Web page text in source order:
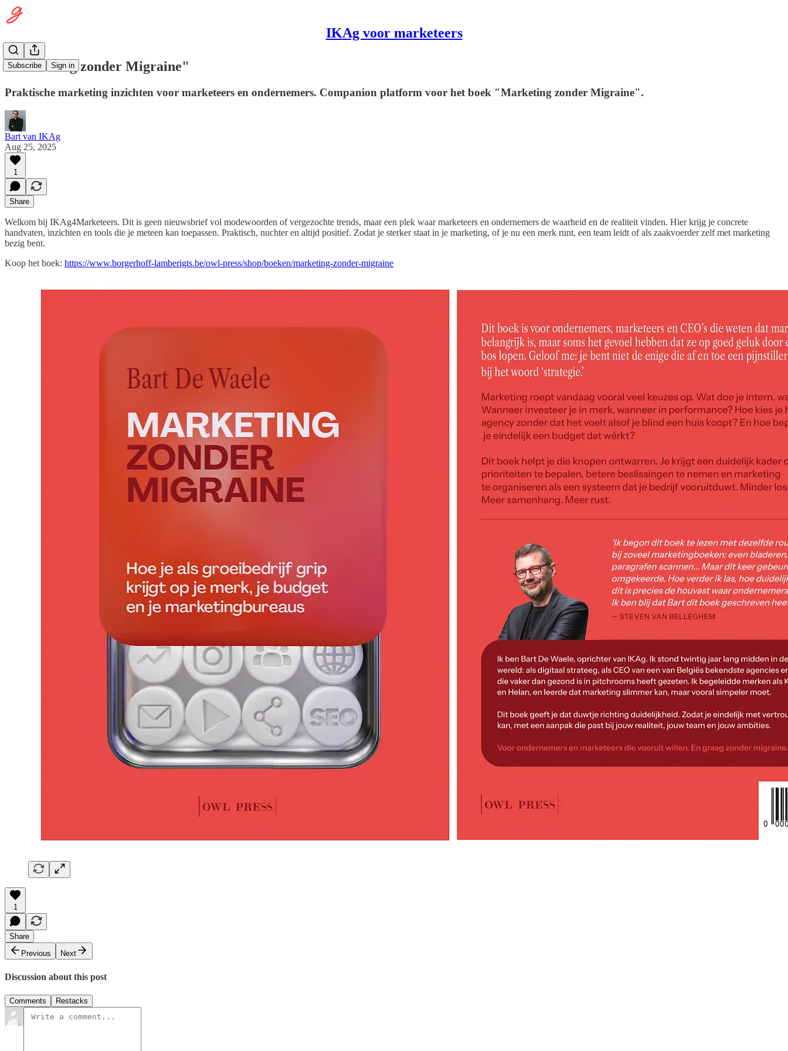
IKAg voor marketeers
Subscribe Sign in
"Marketing zonder Migraine"
Praktische marketing inzichten voor marketeers en ondernemers. Companion platform voor het boek "Marketing zonder Migraine".
Bart van IKAg
Aug 25, 2025
1
Share
Welkom bij IKAg4Marketeers. Dit is geen nieuwsbrief vol modewoorden of vergezochte trends, maar een plek waar marketeers en ondernemers de waarheid en de realiteit vinden. Hier krijg je concrete
handvaten, inzichten en tools die je meteen kan toepassen. Praktisch, nuchter en altijd positief. Zodat je sterker staat in je marketing, of je nu een merk runt, een team leidt of als zaakvoerder zelf met marketing
bezig bent.
Koop het boek: https://www.borgerhoff-lamberigts.be/owl-press/shop/boeken/marketing-zonder-migraine
1
Share
Previous
Next
Discussion about this post
Comments Restacks